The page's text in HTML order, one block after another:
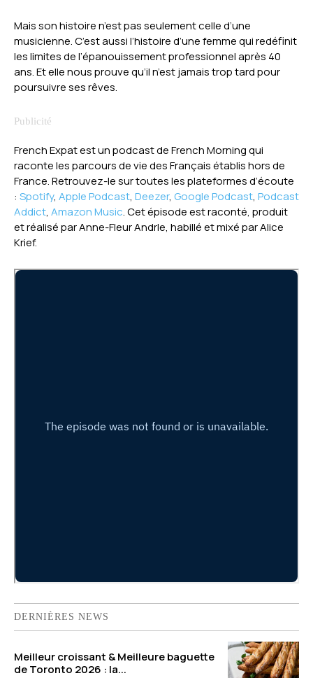
Mais son histoire n’est pas seulement celle d’une
musicienne. C’est aussi l’histoire d’une femme qui redéfinit
les limites de l’épanouissement professionnel après 40
ans. Et elle nous prouve qu’il n’est jamais trop tard pour
poursuivre ses rêves.
French Expat est un podcast de French Morning qui
raconte les parcours de vie des Français établis hors de
France. Retrouvez-le sur toutes les plateformes d’écoute
: Spotify, Apple Podcast, Deezer, Google Podcast, Podcast
Addict, Amazon Music. Cet épisode est raconté, produit
et réalisé par Anne-Fleur Andrle, habillé et mixé par Alice
Krief.
DERNIÈRES NEWS
Meilleur croissant & Meilleure baguette
de Toronto 2026 : la...